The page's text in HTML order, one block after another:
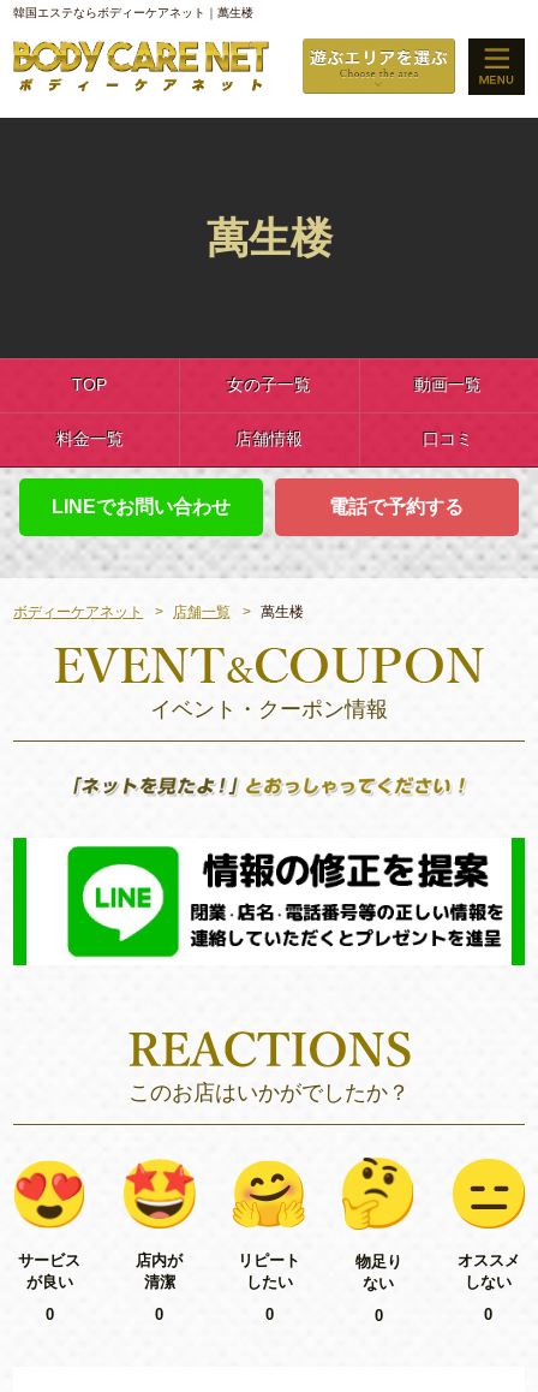
韓国エステならボディーケアネット｜萬生楼
萬生楼
TOP 女の子一覧 動画一覧
料金一覧 店舗情報 口コミ
LINEでお問い合わせ 電話で予約する
ボディーケアネット 店舗一覧 萬生楼
イベント・クーポン情報
このお店はいかがでしたか？
サービス
が良い
0
店内が
清潔
0
リピート
したい
0
物足り
ない
0
オススメ
しない
0